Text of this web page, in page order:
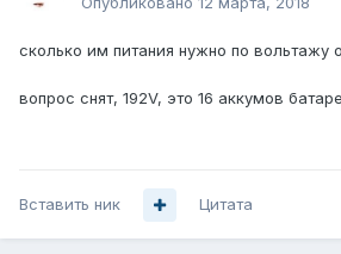
сколько им питания нужно по вольтажу
вопрос снят, 192V, это 16 аккумов
Вставить ник Цитата